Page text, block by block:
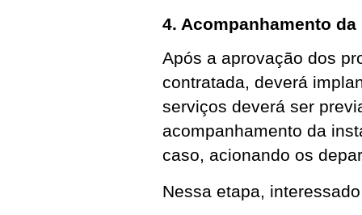
4. Acompanhamento
Após a aprovação dos
contratada, deverá
serviços deverá ser
acompanhamento da
caso, acionando os
Nessa etapa,